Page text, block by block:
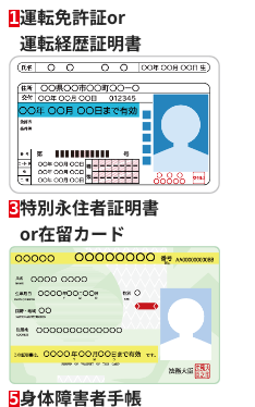
動かなくなった時計でも買
1運転免許証or
運転経歴証明書
3特別永住者証明書
or在留カード
5身体障害者手帳